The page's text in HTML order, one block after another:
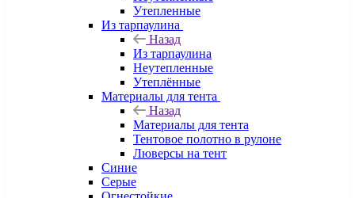
Утепленные
Из тарпаулина
Назад
Из тарпаулина
Неутепленные
Утеплённые
Материалы для тента
Назад
Материалы для тента
Тентовое полотно в рулоне
Люверсы на тент
Синие
Серые